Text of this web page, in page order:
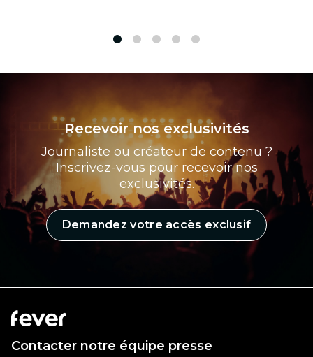
Recevoir nos exclusivités
Journaliste ou créateur de contenu ?
Inscrivez-vous pour recevoir nos
exclusivités.
Demandez votre accès exclusif
Contacter notre équipe presse